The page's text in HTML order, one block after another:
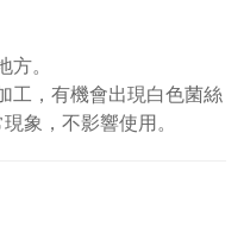
。
工，有機會出現白色菌絲
象，不影響使用。